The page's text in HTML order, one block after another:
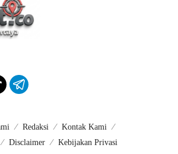
Redaksi
Kontak Kami
Disclaimer Kebijakan Privasi